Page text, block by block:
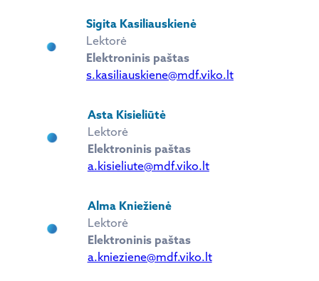
Sigita Kasiliauskienė
Lektorė
Elektroninis paštas
s.kasiliauskiene@mdf.viko.lt
Asta Kisieliūtė
Lektorė
Elektroninis paštas
a.kisieliute@mdf.viko.lt
Alma Kniežienė
Lektorė
Elektroninis paštas
a.knieziene@mdf.viko.lt